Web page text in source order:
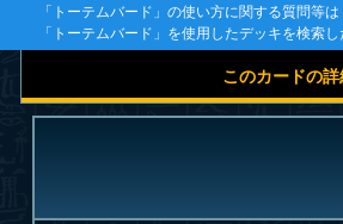
「トーテムバード」の使い方に関する質問等は
「トーテムバード」を使用したデッキを検索し
このカードの